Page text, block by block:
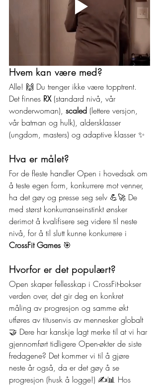
Hvem kan være med?
Alle! 🙌 Du trenger ikke være topptrent.
Det finnes RX (standard nivå, vår
wonderwoman), scaled (lettere versjon,
vår batman og hulk), aldersklasser
(ungdom, masters) og adaptive klasser ✨
Hva er målet?
For de fleste handler Open i hovedsak om
å teste egen form, konkurrere mot venner,
ha det gøy og presse seg selv 💪🚀 De
med størst konkurranseinstinkt ønsker
derimot å kvalifisere seg videre til neste
nivå, for å til slutt kunne konkurrere i
CrossFit Games 🎯
Hvorfor er det populært?
Open skaper fellesskap i CrossFit-bokser
verden over, det gir deg en konkret
måling av progresjon og samme økt
utføres av titusenvis av mennesker globalt
🤝 Dere har kanskje lagt merke til at vi har
gjennomført tidligere Open-økter de siste
fredagene? Det kommer vi til å gjøre
neste år også, da er det gøy å se
progresjon (husk å logge!) ✍️📊 Hos